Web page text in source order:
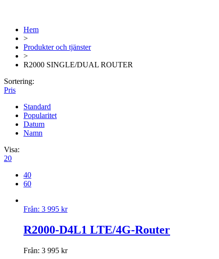
Hem
>
Produkter och tjänster
>
R2000 SINGLE/DUAL ROUTER
Sortering:
Pris
Standard
Popularitet
Datum
Namn
Visa:
20
40
60
Från: 3 995 kr
R2000-D4L1 LTE/4G-Router
Från: 3 995 kr